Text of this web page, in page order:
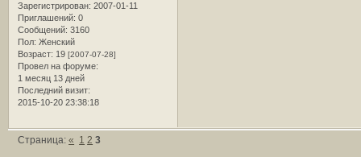
Зарегистрирован: 2007-01-11
Приглашений: 0
Сообщений: 3160
Пол: Женский
Возраст: 19 [2007-07-28]
Провел на форуме:
1 месяц 13 дней
Последний визит:
2015-10-20 23:38:18
Страница:« 1 2 3